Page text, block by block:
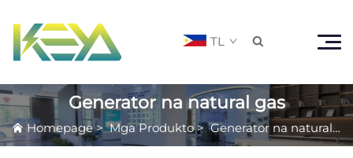
TL 
Generator na natural gas
Homepage>Mga Produkto>Generator na natural gas